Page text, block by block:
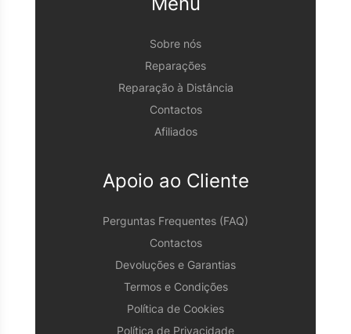
Sobre nós
Reparações
Reparação à Distância
Contactos
Afiliados
Apoio ao Cliente
Perguntas Frequentes (FAQ)
Contactos
Devoluções e Garantias
Termos e Condições
Política de Cookies
Política de Privacidade